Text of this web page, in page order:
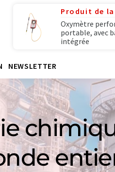
Produit de
Oxymètre
portable, avec
intégrée
NEWSLETTER